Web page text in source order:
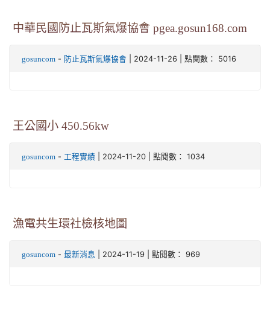
中華民國防止瓦斯氣爆協會 pgea.gosun168.com
gosuncom - 防止瓦斯氣爆協會 | 2024-11-26 | 點閱數： 5016
王公國小 450.56kw
gosuncom - 工程實績 | 2024-11-20 | 點閱數： 1034
漁電共生環社檢核地圖
gosuncom - 最新消息 | 2024-11-19 | 點閱數： 969